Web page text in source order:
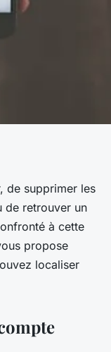
?
de supprimer les
de retrouver un
à cette
propose
localiser